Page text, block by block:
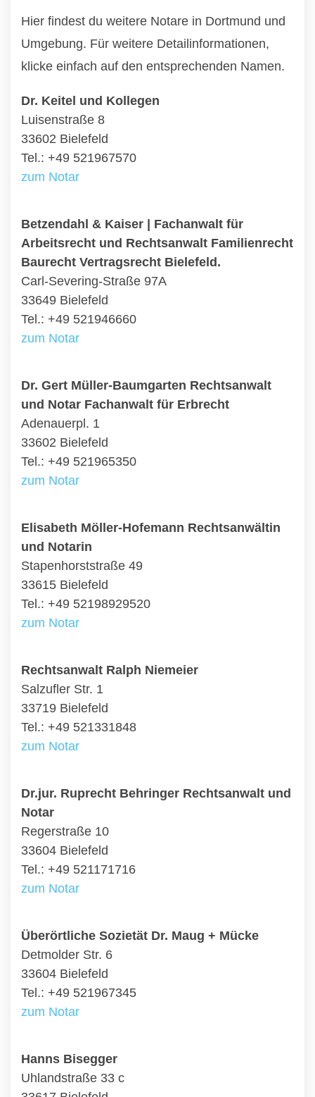
Hier findest du weitere Notare in Dortmund und
Umgebung. Für weitere Detailinformationen,
klicke einfach auf den entsprechenden Namen.
Dr. Keitel und Kollegen
Luisenstraße 8
33602 Bielefeld
Tel.: +49 521967570
zum Notar
Betzendahl & Kaiser | Fachanwalt für
Arbeitsrecht und Rechtsanwalt Familienrecht
Baurecht Vertragsrecht Bielefeld.
Carl-Severing-Straße 97A
33649 Bielefeld
Tel.: +49 521946660
zum Notar
Dr. Gert Müller-Baumgarten Rechtsanwalt
und Notar Fachanwalt für Erbrecht
Adenauerpl. 1
33602 Bielefeld
Tel.: +49 521965350
zum Notar
Elisabeth Möller-Hofemann Rechtsanwältin
und Notarin
Stapenhorststraße 49
33615 Bielefeld
Tel.: +49 52198929520
zum Notar
Rechtsanwalt Ralph Niemeier
Salzufler Str. 1
33719 Bielefeld
Tel.: +49 521331848
zum Notar
Dr.jur. Ruprecht Behringer Rechtsanwalt und
Notar
Regerstraße 10
33604 Bielefeld
Tel.: +49 521171716
zum Notar
Überörtliche Sozietät Dr. Maug + Mücke
Detmolder Str. 6
33604 Bielefeld
Tel.: +49 521967345
zum Notar
Hanns Bisegger
Uhlandstraße 33 c